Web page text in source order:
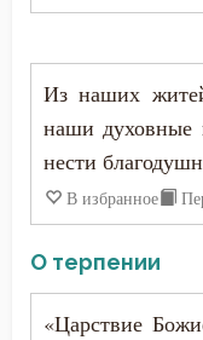
Из наших
наши
нести
В избранное
О терпении
«Царствие